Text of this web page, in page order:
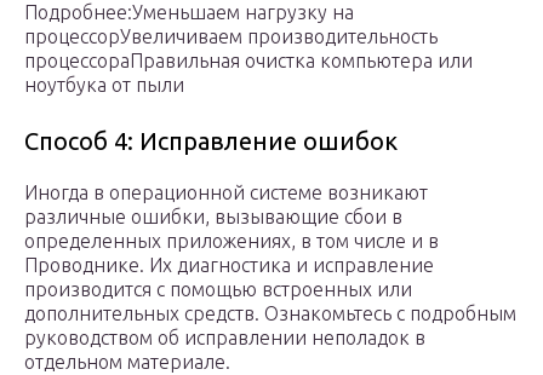
Подробнее:Уменьшаем нагрузку на
процессорУвеличиваем производительность
процессораПравильная очистка компьютера или
ноутбука от пыли
Способ 4: Исправление ошибок
Иногда в операционной системе возникают
различные ошибки, вызывающие сбои в
определенных приложениях, в том числе и в
Проводнике. Их диагностика и исправление
производится с помощью встроенных или
дополнительных средств. Ознакомьтесь с подробным
руководством об исправлении неполадок в
отдельном материале.